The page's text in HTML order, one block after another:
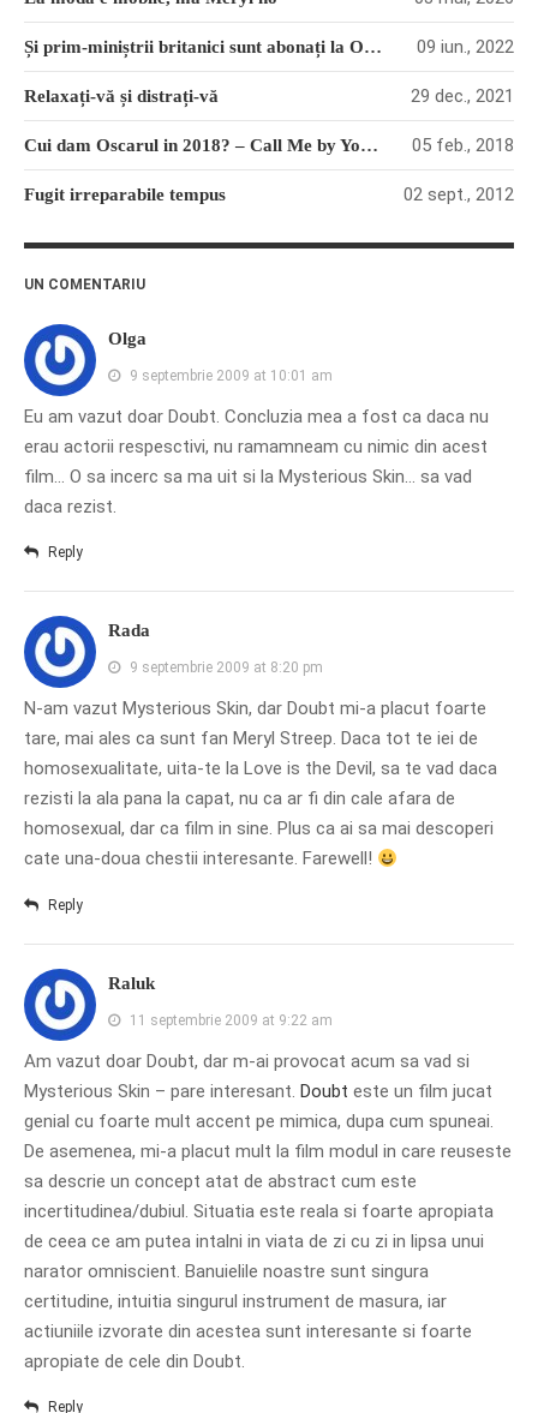
Și prim-miniștrii britanici sunt abonați la Oscar 09 iun., 2022
Relaxați-vă și distrați-vă 29 dec., 2021
Cui dam Oscarul in 2018? – Call Me by Your Name 05 feb., 2018
Fugit irreparabile tempus 02 sept., 2012
UN COMENTARIU
Olga
9 septembrie 2009 at 10:01 am
Eu am vazut doar Doubt. Concluzia mea a fost ca daca nu
erau actorii respesctivi, nu ramamneam cu nimic din acest
film… O sa incerc sa ma uit si la Mysterious Skin… sa vad
daca rezist.
Reply
Rada
9 septembrie 2009 at 8:20 pm
N-am vazut Mysterious Skin, dar Doubt mi-a placut foarte
tare, mai ales ca sunt fan Meryl Streep. Daca tot te iei de
homosexualitate, uita-te la Love is the Devil, sa te vad daca
rezisti la ala pana la capat, nu ca ar fi din cale afara de
homosexual, dar ca film in sine. Plus ca ai sa mai descoperi
cate una-doua chestii interesante. Farewell!
Reply
Raluk
11 septembrie 2009 at 9:22 am
Am vazut doar Doubt, dar m-ai provocat acum sa vad si
Mysterious Skin – pare interesant. Doubt este un film jucat
genial cu foarte mult accent pe mimica, dupa cum spuneai.
De asemenea, mi-a placut mult la film modul in care reuseste
sa descrie un concept atat de abstract cum este
incertitudinea/dubiul. Situatia este reala si foarte apropiata
de ceea ce am putea intalni in viata de zi cu zi in lipsa unui
narator omniscient. Banuielile noastre sunt singura
certitudine, intuitia singurul instrument de masura, iar
actiuniile izvorate din acestea sunt interesante si foarte
apropiate de cele din Doubt.
Reply